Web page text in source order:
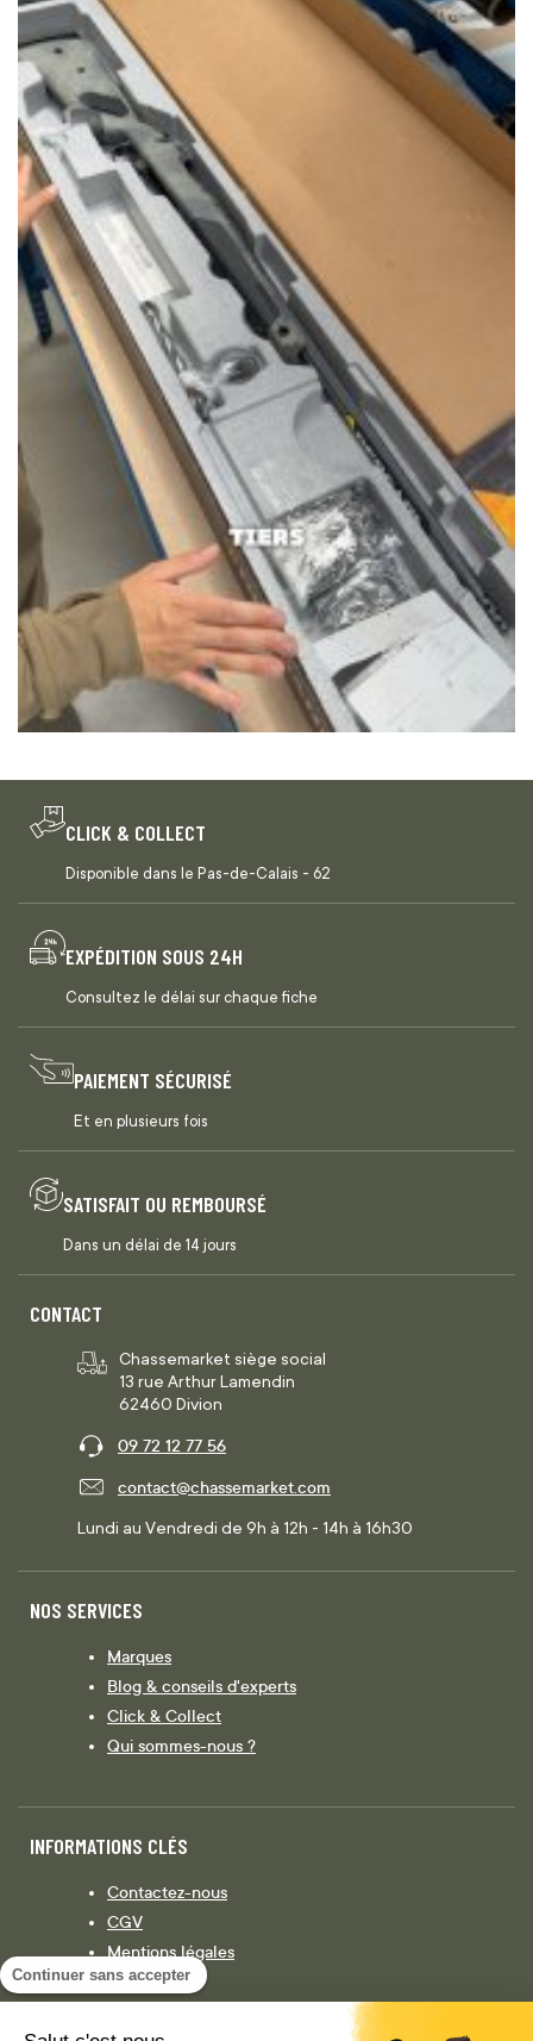
Continuer sans accepter
CLICK & COLLECT
Disponible dans le Pas-de-Calais - 62
EXPÉDITION SOUS 24H
Consultez le délai sur chaque fiche
PAIEMENT SÉCURISÉ
Et en plusieurs fois
SATISFAIT OU REMBOURSÉ
Dans un délai de 14 jours
CONTACT
Chassemarket siège social
13 rue Arthur Lamendin
62460 Divion
09 72 12 77 56
contact@chassemarket.com
Lundi au Vendredi de 9h à 12h - 14h à 16h30
NOS SERVICES
Marques
Blog & conseils d'experts
Click & Collect
Qui sommes-nous ?
INFORMATIONS CLÉS
Contactez-nous
CGV
Mentions légales
Législation